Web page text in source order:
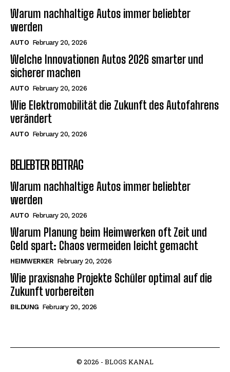
Warum nachhaltige Autos immer beliebter
werden
AUTO February 20, 2026
Welche Innovationen Autos 2026 smarter und
sicherer machen
AUTO February 20, 2026
Wie Elektromobilität die Zukunft des Autofahrens
verändert
AUTO February 20, 2026
BELIEBTER BEITRAG
Warum nachhaltige Autos immer beliebter
werden
AUTO February 20, 2026
Warum Planung beim Heimwerken oft Zeit und
Geld spart: Chaos vermeiden leicht gemacht
HEIMWERKER February 20, 2026
Wie praxisnahe Projekte Schüler optimal auf die
Zukunft vorbereiten
BILDUNG February 20, 2026
© 2026 - BLOGS KANAL